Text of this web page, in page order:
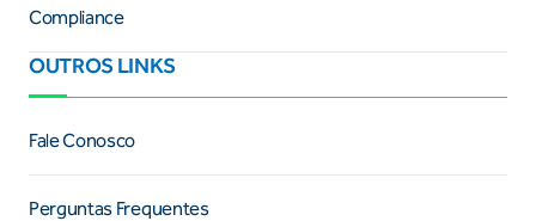
Compliance
OUTROS LINKS
Fale Conosco
Perguntas Frequentes